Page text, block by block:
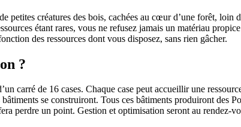
petites créatures des bois, cachées au cœur d’une forêt, loin
étant rares, vous ne refusez jamais un matériau
des ressources dont vous disposez, sans rien gâcher.
?
carré de 16 cases. Chaque case peut accueillir une
se construiront. Tous ces bâtiments produiront des
perdre un point. Gestion et optimisation seront au rendez-